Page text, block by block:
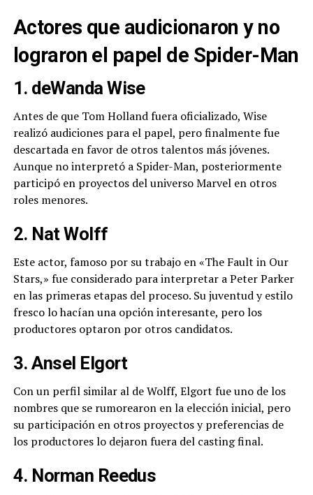
Actores que audicionaron y no
lograron el papel de Spider-Man
1. deWanda Wise
Antes de que Tom Holland fuera oficializado, Wise
realizó audiciones para el papel, pero finalmente fue
descartada en favor de otros talentos más jóvenes.
Aunque no interpretó a Spider-Man, posteriormente
participó en proyectos del universo Marvel en otros
roles menores.
2. Nat Wolff
Este actor, famoso por su trabajo en «The Fault in Our
Stars,» fue considerado para interpretar a Peter Parker
en las primeras etapas del proceso. Su juventud y estilo
fresco lo hacían una opción interesante, pero los
productores optaron por otros candidatos.
3. Ansel Elgort
Con un perfil similar al de Wolff, Elgort fue uno de los
nombres que se rumorearon en la elección inicial, pero
su participación en otros proyectos y preferencias de
los productores lo dejaron fuera del casting final.
4. Norman Reedus